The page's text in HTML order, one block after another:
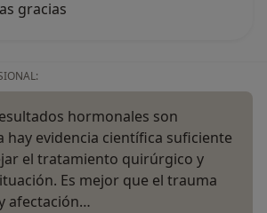
gracias
hormonales son
hay evidencia científica suficiente
el tratamiento quirúrgico y
Es mejor que el trauma
afectación…